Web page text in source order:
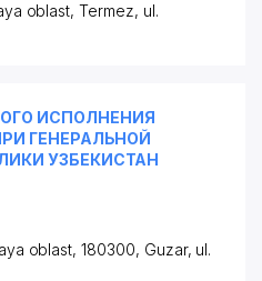
oblast, Termez, ul.
ИСПОЛНЕНИЯ
ГЕНЕРАЛЬНОЙ
УЗБЕКИСТАН
oblast, 180300, Guzar, ul.